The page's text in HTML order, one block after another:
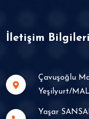
İletişim Bilgileri
Çavuşoğlu Mah.
Yaşar